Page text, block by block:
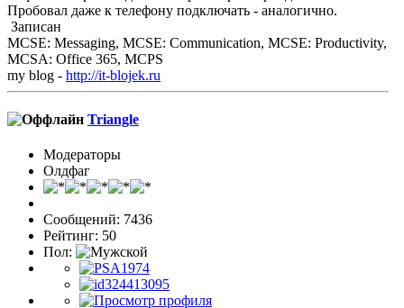
Пробовал даже к телефону подключать - аналогично.
Записан
MCSE: Messaging, MCSE: Communication, MCSE: Productivity,
MCSA: Office 365, MCPS
my blog - http://it-blojek.ru
Triangle
Модераторы
Олдфаг
Сообщений: 7436
Рейтинг: 50
Пол: